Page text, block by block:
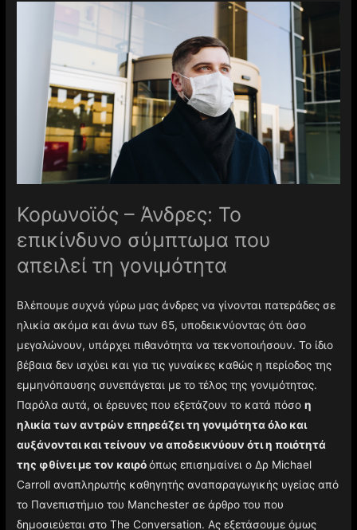
Κορωνοϊός – Άνδρες: Το
επικίνδυνο σύμπτωμα που
απειλεί τη γονιμότητα
Βλέπουμε συχνά γύρω μας άνδρες να γίνονται πατεράδες σε
ηλικία ακόμα και άνω των 65, υποδεικνύοντας ότι όσο
μεγαλώνουν, υπάρχει πιθανότητα να τεκνοποιήσουν. Το ίδιο
βέβαια δεν ισχύει και για τις γυναίκες καθώς η περίοδος της
εμμηνόπαυσης συνεπάγεται με το τέλος της γονιμότητας.
Παρόλα αυτά, οι έρευνες που εξετάζουν το κατά πόσοη
ηλικία των αντρών επηρεάζει τη γονιμότητα όλο και
αυξάνονται και τείνουν να αποδεικνύουν ότι η ποιότητά
της φθίνει με τον καιρόόπως επισημαίνει ο Δρ Michael
Carroll αναπληρωτής καθηγητής αναπαραγωγικής υγείας από
το Πανεπιστήμιο του Manchester σε άρθρο του που
δημοσιεύεται στο The Conversation. Ας εξετάσουμε όμως